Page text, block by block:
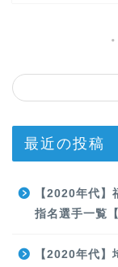
最近の投稿
【2020年代】
指名選手一覧
【2020年代